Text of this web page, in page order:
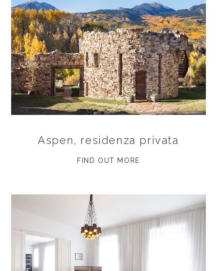
Aspen, residenza privata
FIND OUT MORE